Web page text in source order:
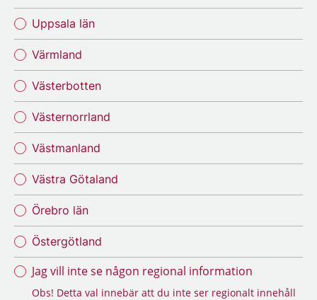
Uppsala län
Värmland
Västerbotten
Västernorrland
Västmanland
Västra Götaland
Örebro län
Östergötland
Jag vill inte se någon regional information
Obs! Detta val innebär att du inte ser regionalt innehåll